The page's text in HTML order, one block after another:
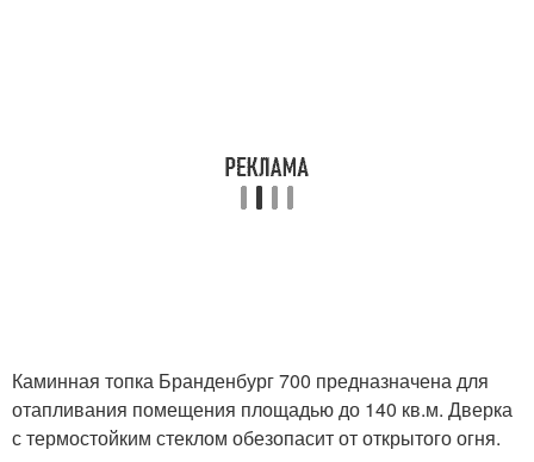
Каминная топка Бранденбург 700 предназначена для
отапливания помещения площадью до 140 кв.м. Дверка
с термостойким стеклом обезопасит от открытого огня.